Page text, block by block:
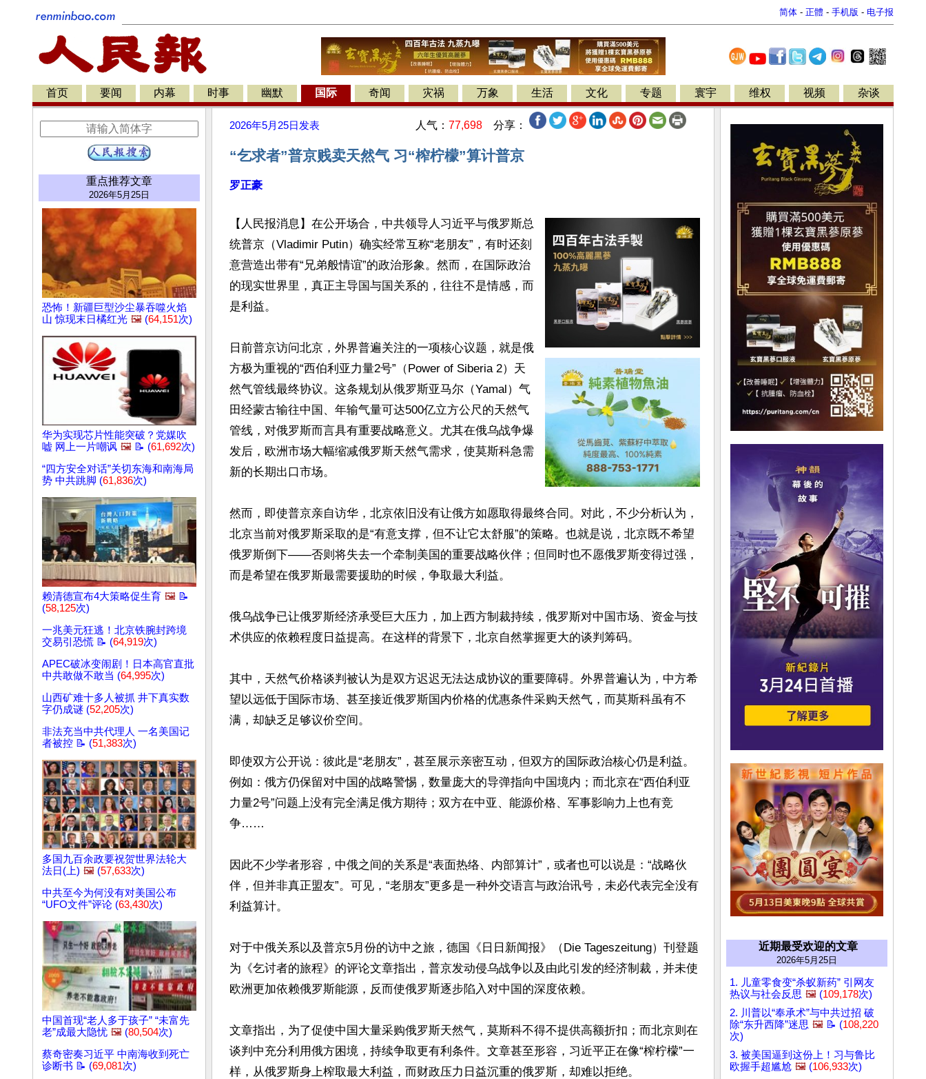
简体 - 正體 - 手机版 - 电子报
首页 要闻 内幕 时事 幽默 国际 奇闻 灾祸 万象 生活 文化 专题 寰宇 维权 视频 杂谈
重点推荐文章
2026年5月25日
恐怖！新疆巨型沙尘暴吞噬火焰
山 惊现末日橘红光 🖼️ (64,151次)
华为实现芯片性能突破？党媒吹
嘘 网上一片嘲讽 🖼️ 📝 (61,692次)
“四方安全对话”关切东海和南海局
势 中共跳脚 (61,836次)
赖清德宣布4大策略促生育 🖼️ 📝
(58,125次)
一兆美元狂逃！北京铁腕封跨境
交易引恐慌 📝 (64,919次)
APEC破冰变闹剧！日本高官直批
中共敢做不敢当 (64,995次)
山西矿难十多人被抓 井下真实数
字仍成谜 (52,205次)
非法充当中共代理人 一名美国记
者被控 📝 (51,383次)
多国九百余政要祝贺世界法轮大
法日(上) 🖼️ (57,633次)
中共至今为何没有对美国公布
“UFO文件”评论 (63,430次)
中国首现“老人多于孩子” “未富先
老”成最大隐忧 🖼️ (80,504次)
蔡奇密奏习近平 中南海收到死亡
诊断书 📝 (69,081次)
2026年5月25日 发表 人气： 77,698 分享：
“乞求者”普京贱卖天然气 习“榨柠檬”算计普京
罗正豪
【人民报消息】在公开场合，中共领导人习近平与俄罗斯总
统普京（Vladimir Putin）确实经常互称“老朋友”，有时还刻
意营造出带有“兄弟般情谊”的政治形象。然而，在国际政治
的现实世界里，真正主导国与国关系的，往往不是情感，而
是利益。
日前普京访问北京，外界普遍关注的一项核心议题，就是俄
方极为重视的“西伯利亚力量2号”（Power of Siberia 2）天
然气管线最终协议。这条规划从俄罗斯亚马尔（Yamal）气
田经蒙古输往中国、年输气量可达500亿立方公尺的天然气
管线，对俄罗斯而言具有重要战略意义。尤其在俄乌战争爆
发后，欧洲市场大幅缩减俄罗斯天然气需求，使莫斯科急需
新的长期出口市场。
然而，即使普京亲自访华，北京依旧没有让俄方如愿取得最终合同。对此，不少分析认为，
北京当前对俄罗斯采取的是“有意支撑，但不让它太舒服”的策略。也就是说，北京既不希望
俄罗斯倒下——否则将失去一个牵制美国的重要战略伙伴；但同时也不愿俄罗斯变得过强，
而是希望在俄罗斯最需要援助的时候，争取最大利益。
俄乌战争已让俄罗斯经济承受巨大压力，加上西方制裁持续，俄罗斯对中国市场、资金与技
术供应的依赖程度日益提高。在这样的背景下，北京自然掌握更大的谈判筹码。
其中，天然气价格谈判被认为是双方迟迟无法达成协议的重要障碍。外界普遍认为，中方希
望以远低于国际市场、甚至接近俄罗斯国内价格的优惠条件采购天然气，而莫斯科虽有不
满，却缺乏足够议价空间。
即使双方公开说：彼此是“老朋友”，甚至展示亲密互动，但双方的国际政治核心仍是利益。
例如：俄方仍保留对中国的战略警惕，数量庞大的导弹指向中国境内；而北京在“西伯利亚
力量2号”问题上没有完全满足俄方期待；双方在中亚、能源价格、军事影响力上也有竞
争……
因此不少学者形容，中俄之间的关系是“表面热络、内部算计”，或者也可以说是：“战略伙
伴，但并非真正盟友”。可见，“老朋友”更多是一种外交语言与政治讯号，未必代表完全没有
利益算计。
对于中俄关系以及普京5月份的访中之旅，德国《日日新闻报》（Die Tageszeitung）刊登题
为《乞讨者的旅程》的评论文章指出，普京发动侵乌战争以及由此引发的经济制裁，并未使
欧洲更加依赖俄罗斯能源，反而使俄罗斯逐步陷入对中国的深度依赖。
文章指出，为了促使中国大量采购俄罗斯天然气，莫斯科不得不提供高额折扣；而北京则在
谈判中充分利用俄方困境，持续争取更有利条件。文章甚至形容，习近平正在像“榨柠檬”一
样，从俄罗斯身上榨取最大利益，而财政压力日益沉重的俄罗斯，却难以拒绝。
近期最受欢迎的文章
2026年5月25日
1. 儿童零食变“杀蚁新药” 引网友
热议与社会反思 🖼️ (109,178次)
2. 川普以“奉承术”与中共过招 破
除“东升西降”迷思 🖼️ 📝 (108,220
次)
3. 被美国逼到这份上！习与鲁比
欧握手超尴尬 🖼️ (106,933次)